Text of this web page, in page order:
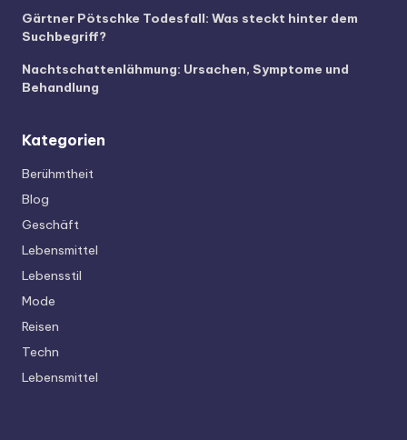
Gärtner Pötschke Todesfall: Was steckt hinter dem
Suchbegriff?
Nachtschattenlähmung: Ursachen, Symptome und
Behandlung
Kategorien
Berühmtheit
Blog
Geschäft
Lebensmittel
Lebensstil
Mode
Reisen
Techn
Lebensmittel